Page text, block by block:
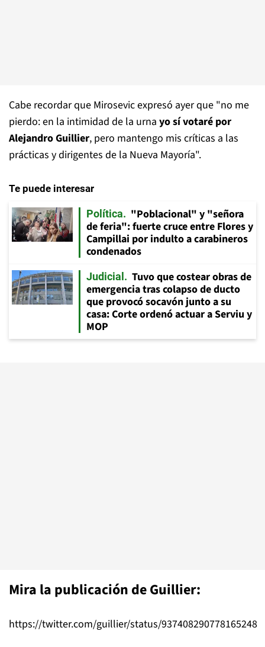
Cabe recordar que Mirosevic expresó ayer que "no me
pierdo: en la intimidad de la urna yo sí votaré por
Alejandro Guillier, pero mantengo mis críticas a las
prácticas y dirigentes de la Nueva Mayoría".
Te puede interesar
Política
"Poblacional" y "señora
de feria": fuerte cruce entre Flores y
Campillai por indulto a carabineros
condenados
Judicial
Tuvo que costear obras de
emergencia tras colapso de ducto
que provocó socavón junto a su
casa: Corte ordenó actuar a Serviu y
MOP
Mira la publicación de Guillier:
https://twitter.com/guillier/status/937408290778165248